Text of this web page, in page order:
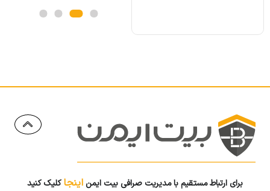
برای ارتباط مستقیم با مدیریت صرافی بیت ایمن اینجاکلیک کنید